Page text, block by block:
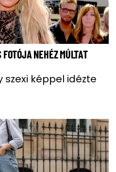
NEHÉZ MÚLTAT
szexi képpel idézte